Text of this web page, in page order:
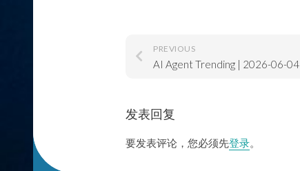
PREVIOUS
AI Agent Trending | 2026-06-04
发表回复
要发表评论，您必须先登录。